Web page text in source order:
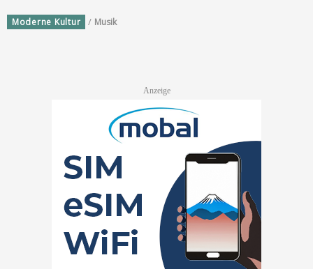
Moderne Kultur / Musik